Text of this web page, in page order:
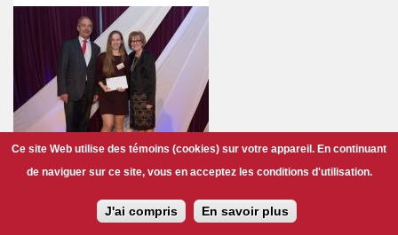
Ce site Web utilise des témoins (cookies) sur votre appareil. En continuant
de naviguer sur ce site, vous en acceptez les conditions d'utilisation.
J'ai compris En savoir plus